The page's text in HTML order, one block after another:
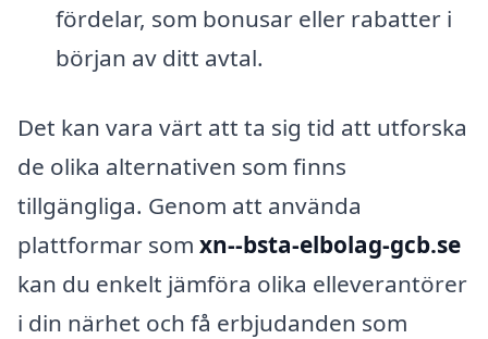
fördelar, som bonusar eller rabatter i
början av ditt avtal.
Det kan vara värt att ta sig tid att utforska
de olika alternativen som finns
tillgängliga. Genom att använda
plattformar som xn--bsta-elbolag-gcb.se
kan du enkelt jämföra olika elleverantörer
i din närhet och få erbjudanden som